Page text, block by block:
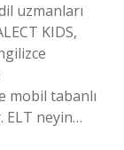
uzmanları
KIDS,
mobil tabanlı
ELT neyin…